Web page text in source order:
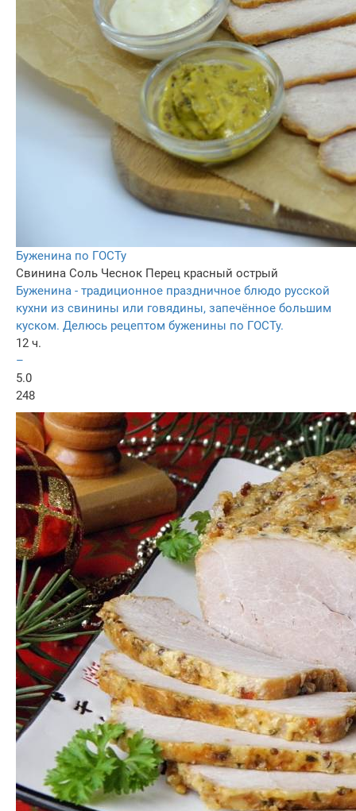
Буженина по ГОСТу
Свинина Соль Чеснок Перец красный острый
Буженина - традиционное праздничное блюдо русской
кухни из свинины или говядины, запечённое большим
куском. Делюсь рецептом буженины по ГОСТу.
12 ч.
–
5.0
248